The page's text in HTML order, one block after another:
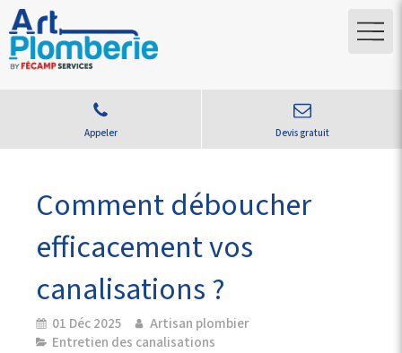
Appeler Devis gratuit
Comment déboucher
efficacement vos
canalisations ?
01 Déc 2025
Artisan plombier
Entretien des canalisations